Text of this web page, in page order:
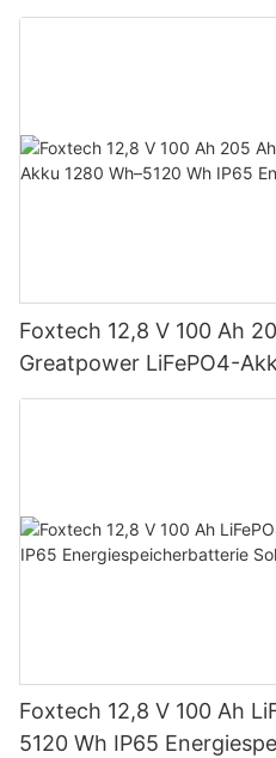
650 Watt Bifaziales
Foxtech 12,8 V 100 Ah
Greatpower LiFePO4-
IP65 Energiespeicher
Foxtech 12,8 V 100 Ah
5120 Wh IP65